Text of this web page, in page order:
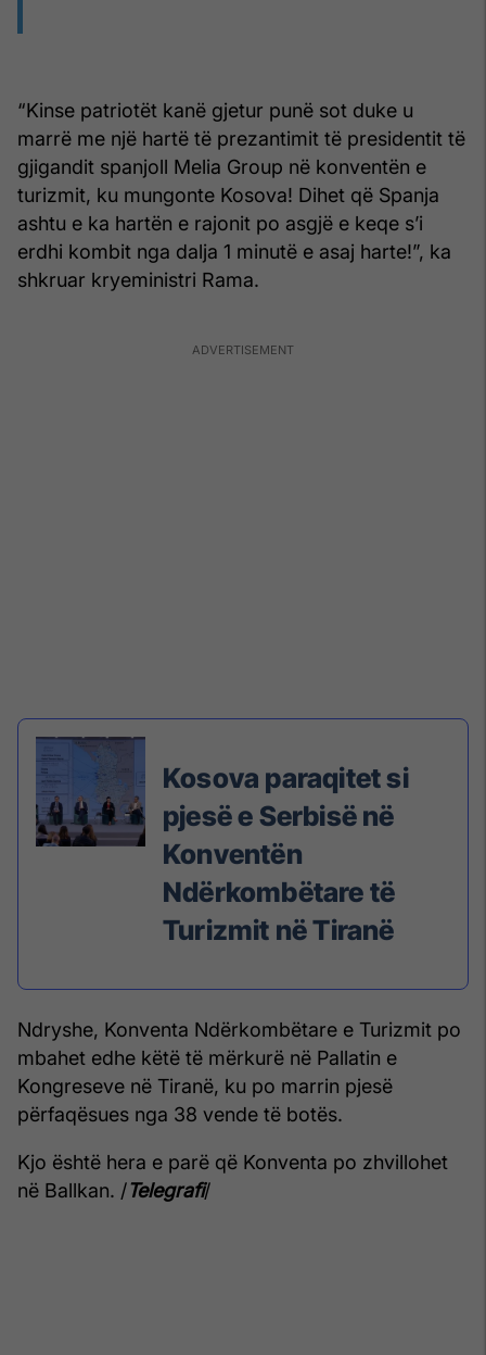
“Kinse patriotët kanë gjetur punë sot duke u
marrë me një hartë të prezantimit të presidentit të
gjigandit spanjoll Melia Group në konventën e
turizmit, ku mungonte Kosova! Dihet që Spanja
ashtu e ka hartën e rajonit po asgjë e keqe s’i
erdhi kombit nga dalja 1 minutë e asaj harte!”, ka
shkruar kryeministri Rama.
Kosova paraqitet si
pjesë e Serbisë në
Konventën
Ndërkombëtare të
Turizmit në Tiranë
Ndryshe, Konventa Ndërkombëtare e Turizmit po
mbahet edhe këtë të mërkurë në Pallatin e
Kongreseve në Tiranë, ku po marrin pjesë
përfaqësues nga 38 vende të botës.
Kjo është hera e parë që Konventa po zhvillohet
në Ballkan. /Telegrafi/